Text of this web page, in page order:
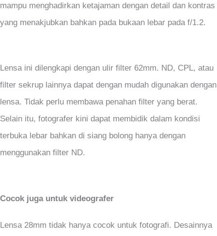
mampu menghadirkan ketajaman dengan detail dan kontras
yang menakjubkan bahkan pada bukaan lebar pada f/1.2.
Lensa ini dilengkapi dengan ulir filter 62mm. ND, CPL, atau
filter sekrup lainnya dapat dengan mudah digunakan dengan
lensa. Tidak perlu membawa penahan filter yang berat.
Selain itu, fotografer kini dapat membidik dalam kondisi
terbuka lebar bahkan di siang bolong hanya dengan
menggunakan filter ND.
Cocok juga untuk videografer
Lensa 28mm tidak hanya cocok untuk fotografi. Desainnya